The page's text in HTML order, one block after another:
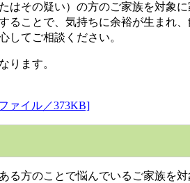
その疑い）の方のご家族を対象に
ことで、気持ちに余裕が生まれ
てご相談ください。
ります。
ァイル／373KB]
方のことで悩んでいるご家族を対